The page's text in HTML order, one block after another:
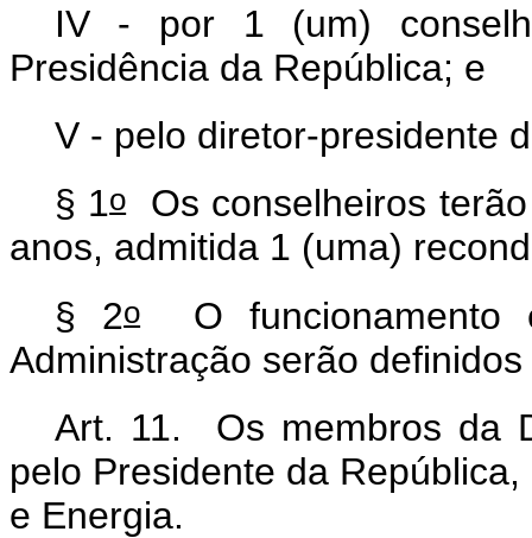
IV - por 1 (um)
Presidência da República; e
V - pelo diretor-presidente
§ 1oOs conselheiros
anos, admitida 1 (uma)
§ 2oO funcionamento
Administração serão
Art. 11. Os membros da
pelo Presidente da
e Energia.